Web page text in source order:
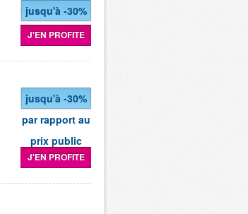
jusqu'à -30%
J'EN PROFITE
jusqu'à -30%
par rapport au
prix public
J'EN PROFITE